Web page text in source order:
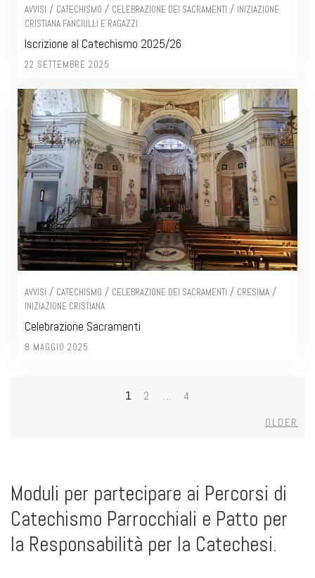
AVVISI / CATECHISMO / CELEBRAZIONE DEI SACRAMENTI / INIZIAZIONE
CRISTIANA FANCIULLI E RAGAZZI
Iscrizione al Catechismo 2025/26
22 SETTEMBRE 2025
AVVISI / CATECHISMO / CELEBRAZIONE DEI SACRAMENTI / CRESIMA /
INIZIAZIONE CRISTIANA
Celebrazione Sacramenti
8 MAGGIO 2025
1 2 …
4
OLDER
Moduli per partecipare ai Percorsi di
Catechismo Parrocchiali e Patto per
la Responsabilità per la Catechesi.